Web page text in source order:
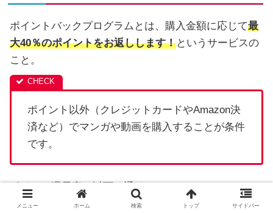
ポイントバックプログラムとは、購入金額に応じて最
大40％のポイントをお返しします！というサービスの
こと。
ポイント以外（クレジットカードやAmazon決
済など）でマンガや動画を購入することが条件
です。
ポイント還元率は以下の通り。
メニュー ホーム 検索 トップ サイドバー